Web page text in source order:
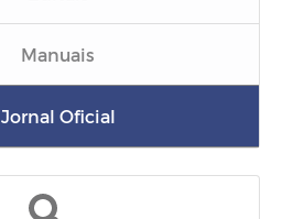
Manuais
Jornal Oficial
WebMail